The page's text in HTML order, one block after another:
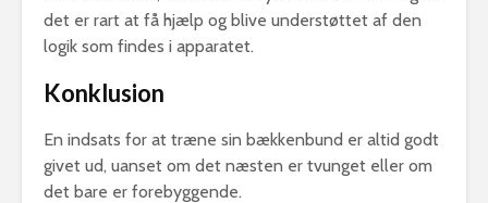
det er rart at få hjælp og blive understøttet af den
logik som findes i apparatet.
Konklusion
En indsats for at træne sin bækkenbund er altid godt
givet ud, uanset om det næsten er tvunget eller om
det bare er forebyggende.